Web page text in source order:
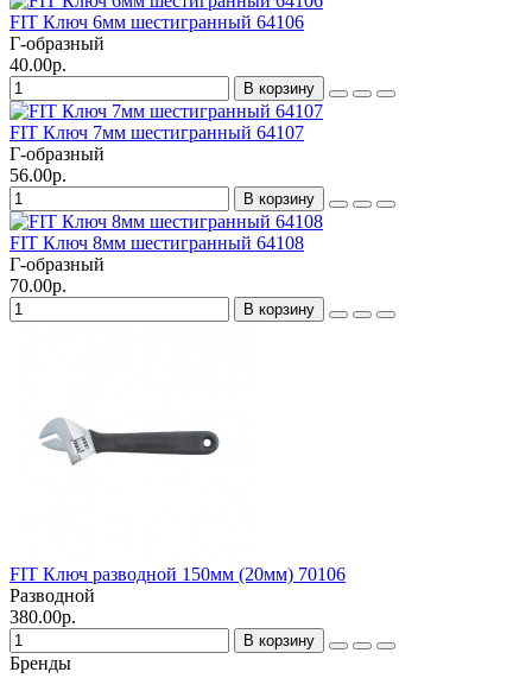
FIT Ключ 6мм шестигранный 64106
Г-образный
40.00р.
В корзину
FIT Ключ 7мм шестигранный 64107
Г-образный
56.00р.
В корзину
FIT Ключ 8мм шестигранный 64108
Г-образный
70.00р.
В корзину
FIT Ключ разводной 150мм (20мм) 70106
Разводной
380.00р.
В корзину
Бренды